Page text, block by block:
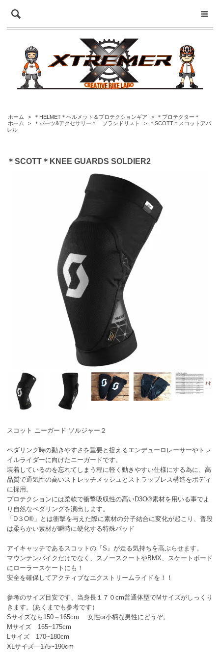
ホーム > ＊HELMET＊ヘルメット＆プロテクションギア >
＊プロテクター＊
ホーム
> ＊パーツ&アクセサリー＊ ブランドリスト >
＊SCOTT＊スコットアパ
レル
＊SCOTT＊KNEE GUARDS SOLDIER2
スコット ニーガード ソルジャー２
ペダリング時の動きやすさを重要と捉えるエンデューロレーサーやトレ
イルライダーに向けたニーガードです。
装着しているのを忘れてしまう程に軽く動きやすい仕様にする為に、高
品質で通気性の高いストレッチメッシュとストラップレス構造をボディ
に採用。
プロテクションには柔軟で衝撃吸収性の高いD3O®素材を用いる事でよ
り自然なペダリングを演出します。
「D３O®」とは衝撃を与えた際に素材の分子結合に変化が起こり、普段
は柔らかい素材が瞬時に硬化する特殊パッド
アイキャッチであるスコットの『S』が走る気持ちを高ぶらせます。
マウンテンバイクだけでなく、スノースクートやBMX、スケートボード
にローラースケートにも！
安全を確保してアクティブなエクストリームライドを！！
参考のサイズ目安です、当身長１７０cm普通体型でMサイズがしっくり
きます。(あくまでも参考です）
Sサイズなら150～165cm 女性or小柄な男性にどうぞ。
Mサイズ 165~175cm
Lサイズ 170~180cm
XLサイズ 175~190cm